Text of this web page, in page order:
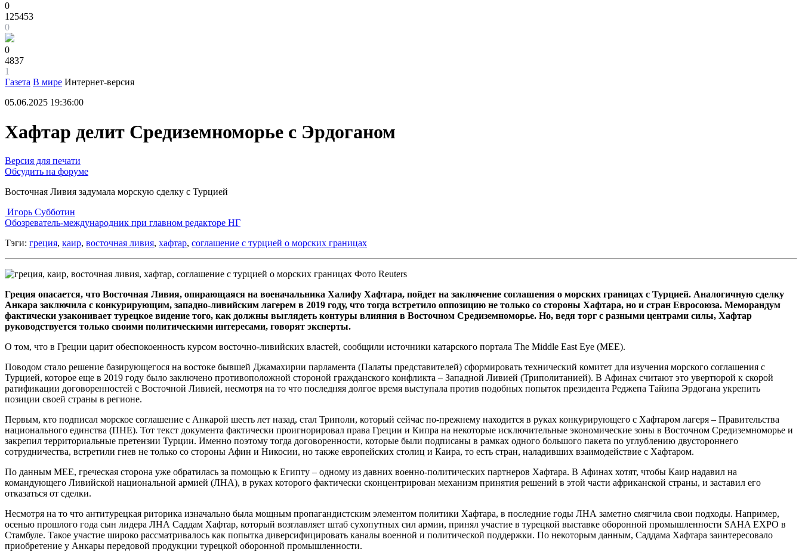
0
125453
0
0
4837
1
Газета В мире Интернет-версия
05.06.2025 19:36:00
Хафтар делит Средиземноморье с Эрдоганом
Версия для печати
Обсудить на форуме
Восточная Ливия задумала морскую сделку с Турцией
Игорь Субботин
Обозреватель-международник при главном редакторе НГ
Тэги: греция, каир, восточная ливия, хафтар, соглашение с турцией о морских границах
Фото Reuters
Греция опасается, что Восточная Ливия, опирающаяся на военачальника Халифу Хафтара, пойдет на заключение соглашения о морских границах с Турцией. Аналогичную сделку
Анкара заключила с конкурирующим, западно-ливийским лагерем в 2019 году, что тогда встретило оппозицию не только со стороны Хафтара, но и стран Евросоюза. Меморандум
фактически узаконивает турецкое видение того, как должны выглядеть контуры влияния в Восточном Средиземноморье. Но, ведя торг с разными центрами силы, Хафтар
руководствуется только своими политическими интересами, говорят эксперты.
О том, что в Греции царит обеспокоенность курсом восточно-ливийских властей, сообщили источники катарского портала The Middle East Eye (MEE).
Поводом стало решение базирующегося на востоке бывшей Джамахирии парламента (Палаты представителей) сформировать технический комитет для изучения морского соглашения с
Турцией, которое еще в 2019 году было заключено противоположной стороной гражданского конфликта – Западной Ливией (Триполитанией). В Афинах считают это увертюрой к скорой
ратификации договоренностей с Восточной Ливией, несмотря на то что последняя долгое время выступала против подобных попыток президента Реджепа Тайипа Эрдогана укрепить
позиции своей страны в регионе.
Первым, кто подписал морское соглашение с Анкарой шесть лет назад, стал Триполи, который сейчас по-прежнему находится в руках конкурирующего с Хафтаром лагеря – Правительства
национального единства (ПНЕ). Тот текст документа фактически проигнорировал права Греции и Кипра на некоторые исключительные экономические зоны в Восточном Средиземноморье и
закрепил территориальные претензии Турции. Именно поэтому тогда договоренности, которые были подписаны в рамках одного большого пакета по углублению двустороннего
сотрудничества, встретили гнев не только со стороны Афин и Никосии, но также европейских столиц и Каира, то есть стран, наладивших взаимодействие с Хафтаром.
По данным MEE, греческая сторона уже обратилась за помощью к Египту – одному из давних военно-политических партнеров Хафтара. В Афинах хотят, чтобы Каир надавил на
командующего Ливийской национальной армией (ЛНА), в руках которого фактически сконцентрирован механизм принятия решений в этой части африканской страны, и заставил его
отказаться от сделки.
Несмотря на то что антитурецкая риторика изначально была мощным пропагандистским элементом политики Хафтара, в последние годы ЛНА заметно смягчила свои подходы. Например,
осенью прошлого года сын лидера ЛНА Саддам Хафтар, который возглавляет штаб сухопутных сил армии, принял участие в турецкой выставке оборонной промышленности SAHA EXPO в
Стамбуле. Такое участие широко рассматривалось как попытка диверсифицировать каналы военной и политической поддержки. По некоторым данным, Саддама Хафтара заинтересовало
приобретение у Анкары передовой продукции турецкой оборонной промышленности.